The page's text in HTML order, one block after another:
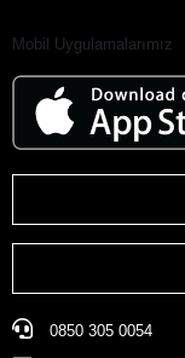
Mobil Uygulamalarımız
0850 305 0054